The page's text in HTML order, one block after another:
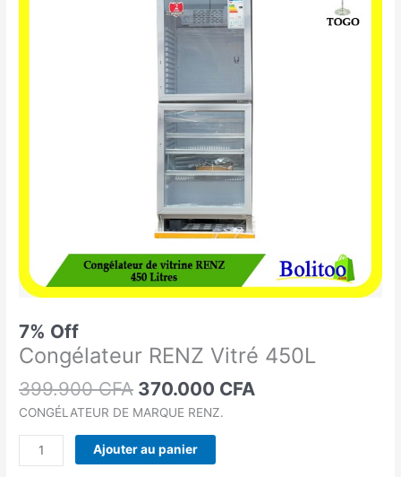
7% Off
Congélateur RENZ Vitré 450L
399.900CFA
399.900 CFA.
370.000 CFA
370.000 CFA.
CONGÉLATEUR DE MARQUE RENZ.
Ajouter au panier